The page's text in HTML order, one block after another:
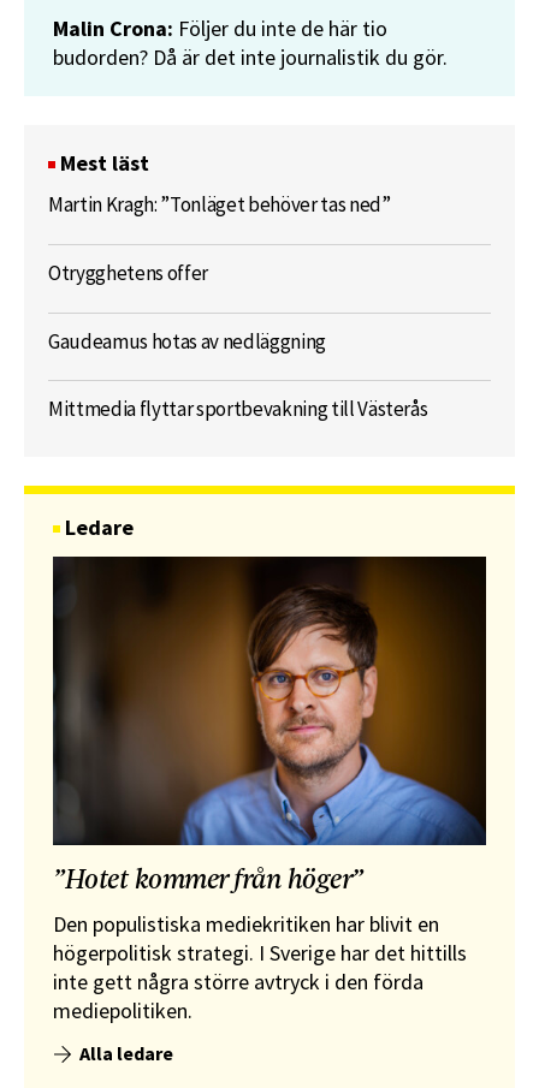
Malin Crona: Följer du inte de här tio
budorden? Då är det inte journalistik du gör.
Mest läst
Martin Kragh: ”Tonläget behöver tas ned”
Otrygghetens offer
Gaudeamus hotas av nedläggning
Mittmedia flyttar sportbevakning till Västerås
Ledare
”Hotet kommer från höger”
Den populistiska mediekritiken har blivit en
högerpolitisk strategi. I Sverige har det hittills
inte gett några större avtryck i den förda
mediepolitiken.
Alla ledare